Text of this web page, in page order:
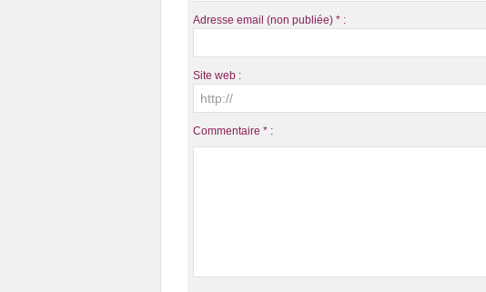
Adresse email (non publiée) * :
Site web :
Commentaire * :